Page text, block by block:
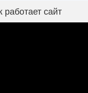
работает сайт